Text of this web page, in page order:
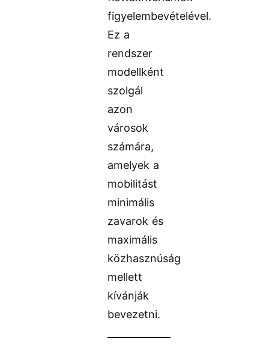
figyelembevételével.
Ez a
rendszer
modellként
szolgál
azon
városok
számára,
amelyek a
mobilitást
minimális
zavarok és
maximális
közhasznúság
mellett
kívánják
bevezetni.